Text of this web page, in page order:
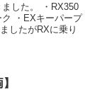
した。 ・RX350
・EXキーパープ
したがRXに乗り